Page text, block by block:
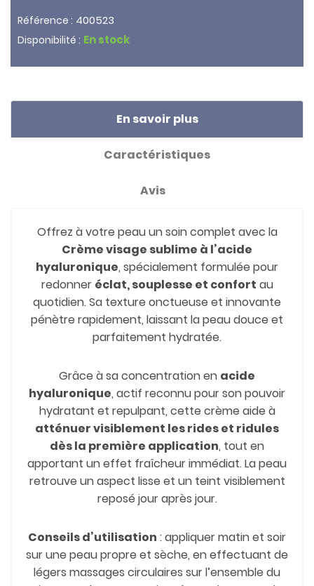
Référence : 400523
Disponibilité : En stock
En savoir plus
Caractéristiques
Avis
Offrez à votre peau un soin complet avec la
Crème visage sublime à l’acide
hyaluronique, spécialement formulée pour
redonner éclat, souplesse et confort au
quotidien. Sa texture onctueuse et innovante
pénètre rapidement, laissant la peau douce et
parfaitement hydratée.
Grâce à sa concentration en acide
hyaluronique, actif reconnu pour son pouvoir
hydratant et repulpant, cette crème aide à
atténuer visiblement les rides et ridules
dès la première application, tout en
apportant un effet fraîcheur immédiat. La peau
retrouve un aspect lisse et un teint visiblement
reposé jour après jour.
Conseils d’utilisation : appliquer matin et soir
sur une peau propre et sèche, en effectuant de
légers massages circulaires sur l’ensemble du